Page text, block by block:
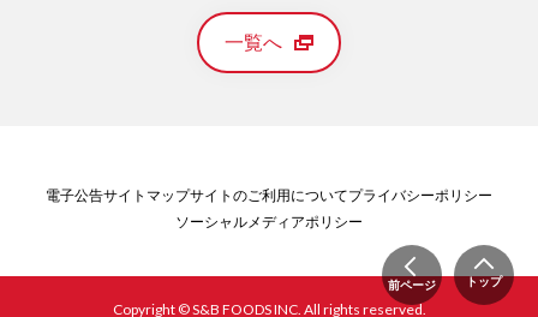
前ページ トップ
一覧へ
電子公告サイトマップサイトのご利用についてプライバシーポリシー
ソーシャルメディアポリシー
Copyright © S&B FOODS INC. All rights reserved.